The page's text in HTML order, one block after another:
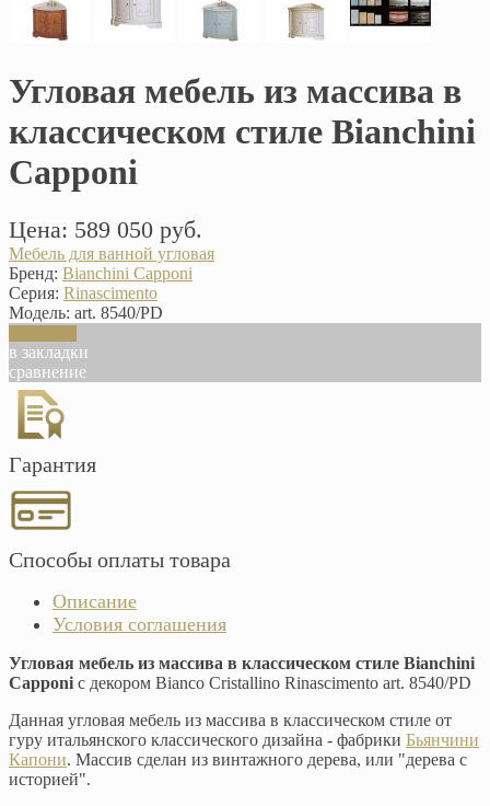
Угловая мебель из массива в
классическом стиле Bianchini
Capponi
Цена: 589 050 руб.
Мебель для ванной угловая
Бренд: Bianchini Capponi
Серия: Rinascimento
Модель: art. 8540/PD
в закладки
сравнение
Гарантия
Способы оплаты товара
Описание
Условия соглашения
Угловая мебель из массива в классическом стиле Bianchini
Capponi с декором Bianco Cristallino Rinascimento art. 8540/PD
Данная угловая мебель из массива в классическом стиле от
гуру итальянского классического дизайна - фабрики Бьянчини
Капони. Массив сделан из винтажного дерева, или "дерева с
историей".